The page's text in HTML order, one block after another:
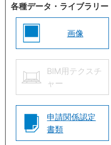
各種データ・ライブラリー
画像
BIM用テクスチ
ャー
申請関係認定
書類